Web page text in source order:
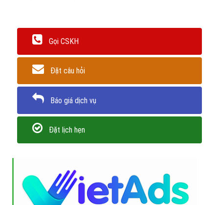
Gọi CSKH
Đặt câu hỏi
Báo giá dịch vụ
Đặt lịch hẹn